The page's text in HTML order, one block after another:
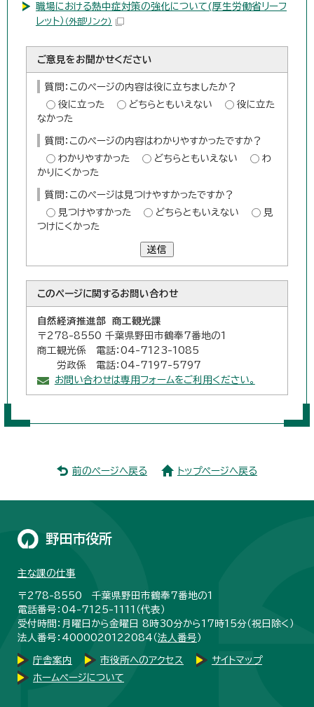
職場における熱中症対策の強化について(厚生労働省リーフ
レット） （外部リンク）
ご意見をお聞かせください
質問：このページの内容は役に立ちましたか？
役に立った
どちらともいえない
役に立た
なかった
質問：このページの内容はわかりやすかったですか？
わかりやすかった
どちらともいえない
わ
かりにくかった
質問：このページは見つけやすかったですか？
見つけやすかった
どちらともいえない
見
つけにくかった
送信
このページに関するお問い合わせ
自然経済推進部 商工観光課
〒278-8550 千葉県野田市鶴奉7番地の1
商工観光係 電話：04-7123-1085
労政係 電話：04-7197-5797
お問い合わせは専用フォームをご利用ください。
前のページへ戻る トップページへ戻る
野田市役所
主な課の仕事
〒278-8550 千葉県野田市鶴奉7番地の1
電話番号：04-7125-1111（代表）
受付時間：月曜日から金曜日 8時30分から17時15分（祝日除く）
法人番号：4000020122084（法人番号 ）
庁舎案内 市役所へのアクセス
サイトマップ
ホームページについて